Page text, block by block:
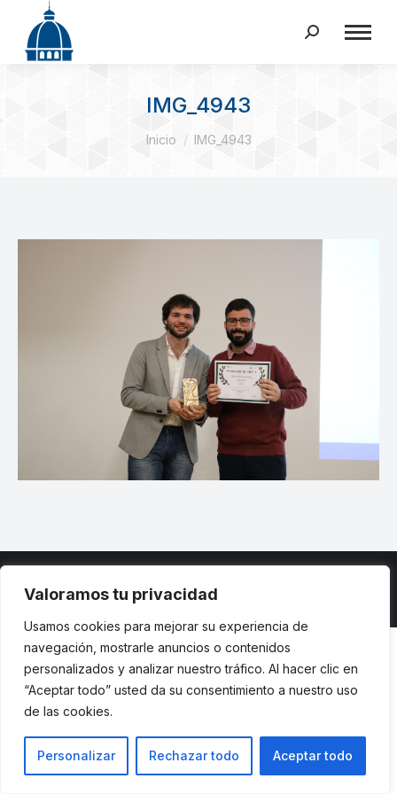
Valoramos tu privacidad
Usamos cookies para mejorar su experiencia de
navegación, mostrarle anuncios o contenidos
personalizados y analizar nuestro tráfico. Al hacer clic en
“Aceptar todo” usted da su consentimiento a nuestro uso
de las cookies.
Personalizar Rechazar todo Aceptar todo
Buscar:
IMG_4943
Estás aquí:
Inicio IMG_4943